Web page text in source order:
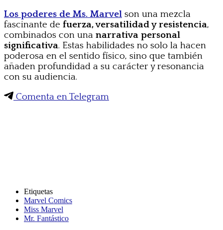
Los poderes de Ms. Marvel son una mezcla
fascinante de fuerza, versatilidad y resistencia,
combinados con una narrativa personal
significativa. Estas habilidades no solo la hacen
poderosa en el sentido físico, sino que también
añaden profundidad a su carácter y resonancia
con su audiencia.
Comenta en Telegram
Etiquetas
Marvel Comics
Miss Marvel
Mr. Fantástico